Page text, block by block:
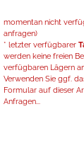
momentan nicht
anfragen)
* letzter verfügbarer
werden keine freien
verfügbaren Lägern
Verwenden Sie ggf.
Formular auf dieser
Anfragen...
7,10 €
Tagespreis |
inkl. 19% MwSt. ✓